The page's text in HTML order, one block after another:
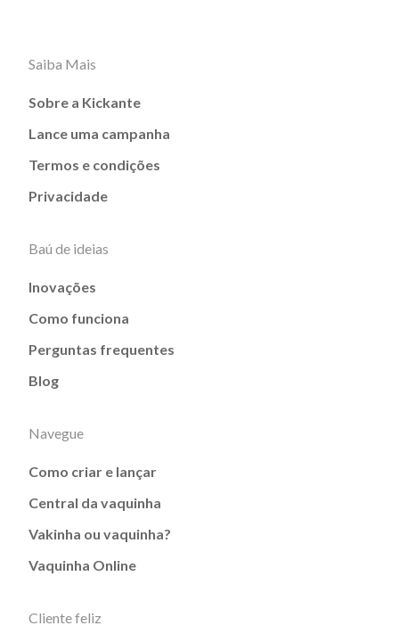
Saiba Mais
Sobre a Kickante
Lance uma campanha
Termos e condições
Privacidade
Baú de ideias
Inovações
Como funciona
Perguntas frequentes
Blog
Navegue
Como criar e lançar
Central da vaquinha
Vakinha ou vaquinha?
Vaquinha Online
Cliente feliz